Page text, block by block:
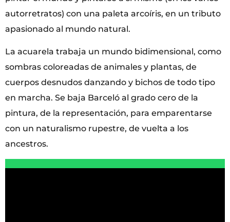
autorretratos) con una paleta arcoíris, en un tributo
apasionado al mundo natural.
La acuarela trabaja un mundo bidimensional, como
sombras coloreadas de animales y plantas, de
cuerpos desnudos danzando y bichos de todo tipo
en marcha. Se baja Barceló al grado cero de la
pintura, de la representación, para emparentarse
con un naturalismo rupestre, de vuelta a los
ancestros.